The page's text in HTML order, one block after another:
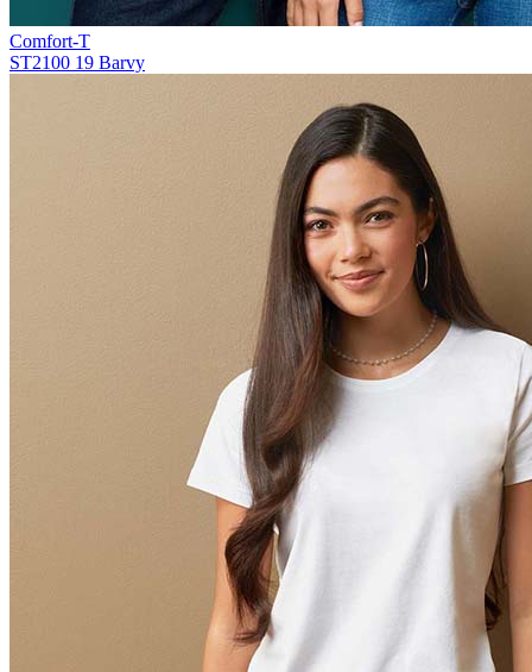
Comfort-T
ST2100 19 Barvy